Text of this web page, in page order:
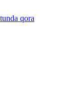
qora